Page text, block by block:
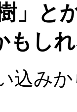
」と
もし
込み